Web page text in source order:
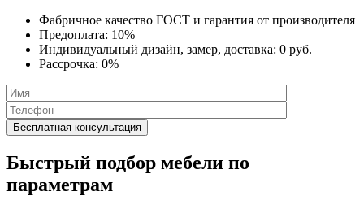
Фабричное качество ГОСТ и гарантия от производителя
Предоплата: 10%
Индивидуальный дизайн, замер, доставка: 0 руб.
Рассрочка: 0%
Быстрый подбор мебели по
параметрам